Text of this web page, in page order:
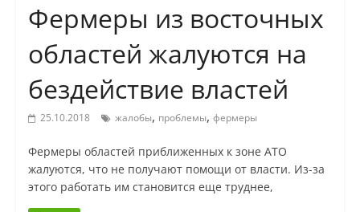
Фермеры из восточных
областей жалуются на
бездействие властей
25.10.2018 жалобы, проблемы, фермеры
Фермеры областей приближенных к зоне АТО
жалуются, что не получают помощи от власти. Из-за
этого работать им становится еще труднее,